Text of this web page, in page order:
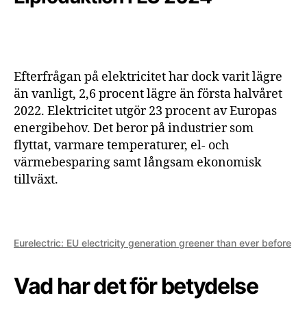
Efterfrågan på elektricitet har dock varit lägre
än vanligt, 2,6 procent lägre än första halvåret
2022. Elektricitet utgör 23 procent av Europas
energibehov. Det beror på industrier som
flyttat, varmare temperaturer, el- och
värmebesparing samt långsam ekonomisk
tillväxt.
Eurelectric: EU electricity generation greener than ever before
Vad har det för betydelse